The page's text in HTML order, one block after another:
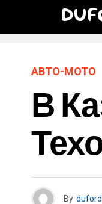
АВТО-МОТО
В
By duford